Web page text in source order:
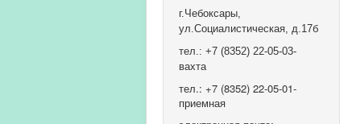
г.Чебоксары,
ул.Социалистическая, д.17б
тел.: +7 (8352) 22-05-03-
вахта
тел.: +7 (8352) 22-05-01-
приемная